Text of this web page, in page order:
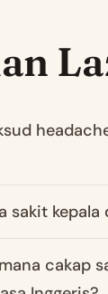
sakit kepala
cakap